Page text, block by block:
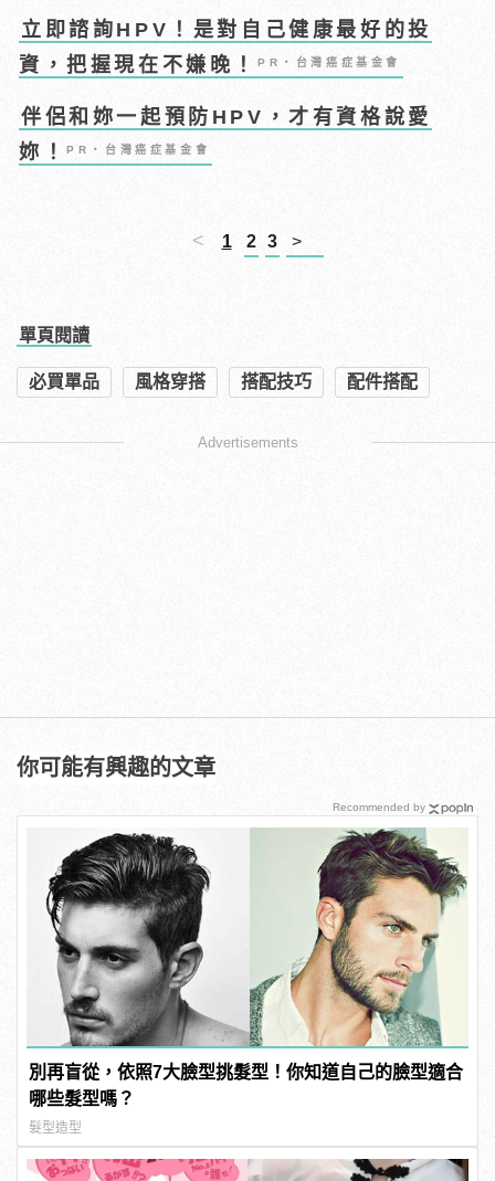
立即諮詢HPV！是對自己健康最好的投
資，把握現在不嫌晚！PR・台灣癌症基金會
伴侶和妳一起預防HPV，才有資格說愛
妳！PR・台灣癌症基金會
< 1 2 3 >
單頁閱讀
必買單品 風格穿搭 搭配技巧 配件搭配
Advertisements
你可能有興趣的文章
別再盲從，依照7大臉型挑髮型！你知道自己的臉型適合
哪些髮型嗎？
髮型造型
Recommended by